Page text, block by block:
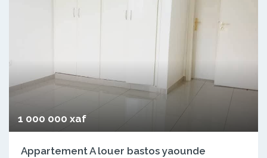
1 000 000 xaf
Appartement A louer bastos yaounde